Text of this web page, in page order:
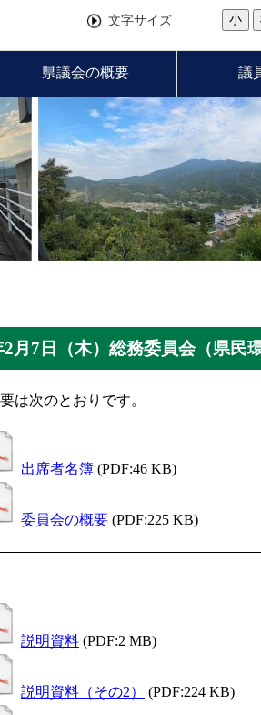
文字サイズ 小
県議会の概要 議
月7日（木）総務委員会（県民
は次のとおりです。
出席者名簿 (PDF:46 KB)
委員会の概要 (PDF:225 KB)
説明資料 (PDF:2 MB)
説明資料（その2） (PDF:224 KB)